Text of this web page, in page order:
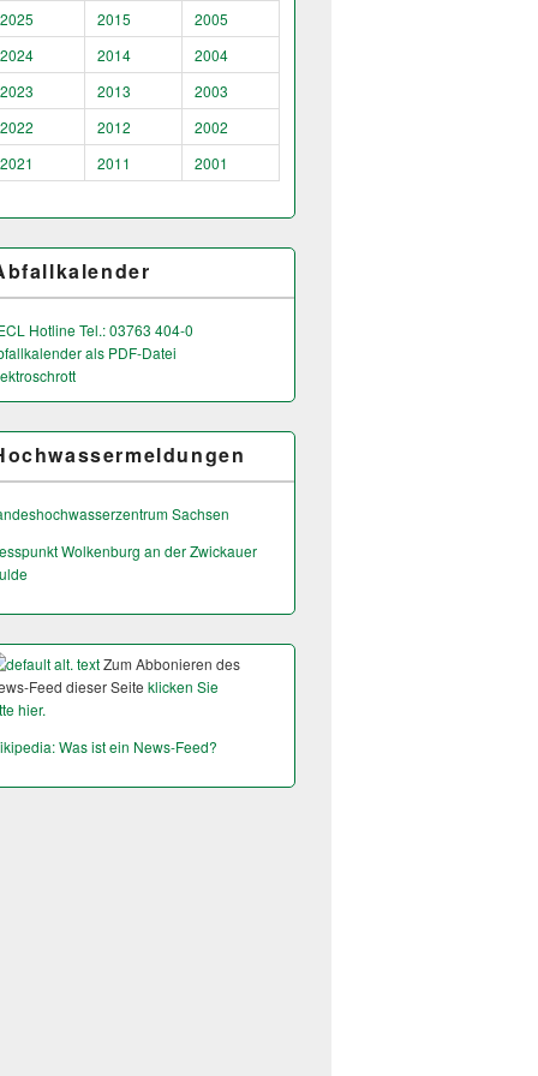
2025 2015
2005
2024
2014
2004
2023
2013
2003
2022
2012
2002
2021
2011 2001
Hotline Tel.: 03763 404-0
als PDF-Datei
Sachsen
Wolkenburg an der Zwickauer
Zum Abbonieren des
Feed dieser Seite klicken Sie
hier.
Was ist ein News-Feed?